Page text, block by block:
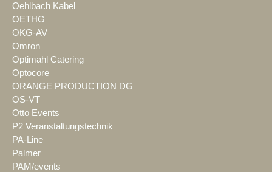
Oehlbach Kabel
OETHG
OKG-AV
Omron
Optimahl Catering
Optocore
ORANGE PRODUCTION DG
OS-VT
Otto Events
P2 Veranstaltungstechnik
PA-Line
Palmer
PAM/events